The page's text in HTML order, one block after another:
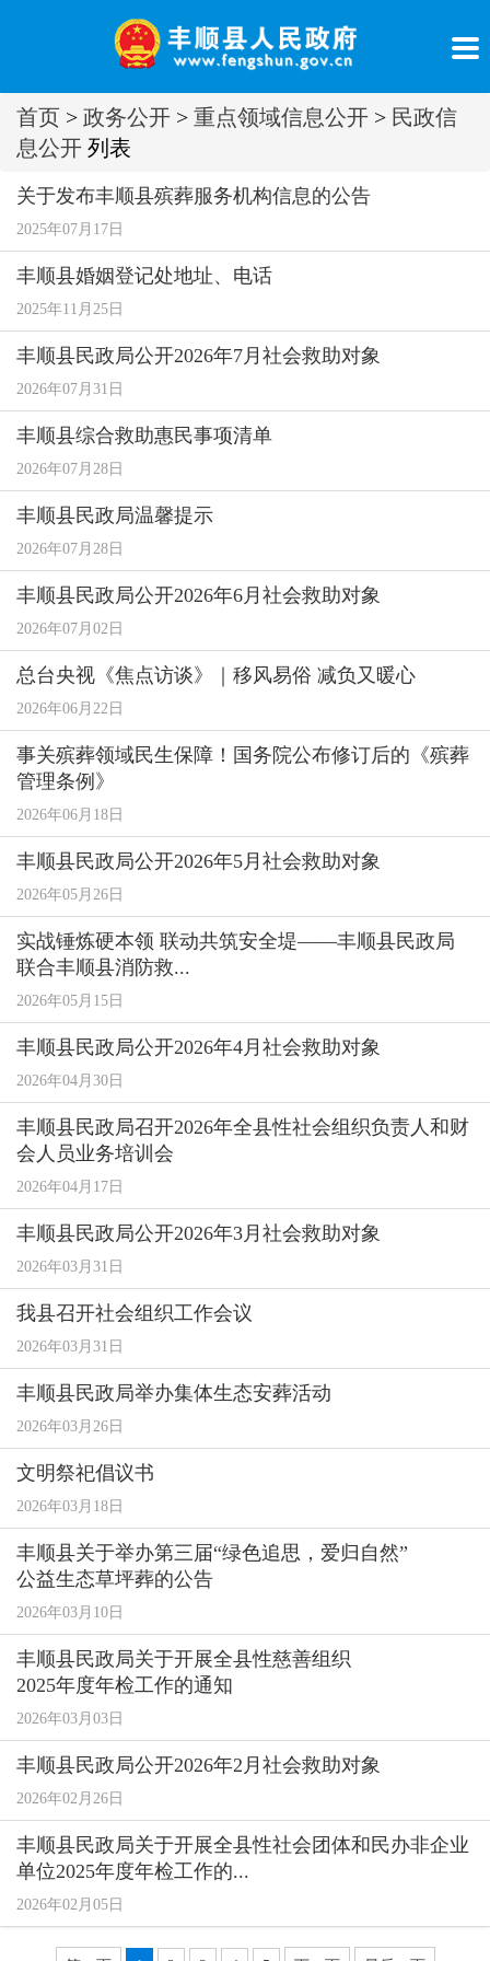
首页 > 政务公开 > 重点领域信息公开 > 民政信
息公开 列表
关于发布丰顺县殡葬服务机构信息的公告
2025年07月17日
丰顺县婚姻登记处地址、电话
2025年11月25日
丰顺县民政局公开2026年7月社会救助对象
2026年07月31日
丰顺县综合救助惠民事项清单
2026年07月28日
丰顺县民政局温馨提示
2026年07月28日
丰顺县民政局公开2026年6月社会救助对象
2026年07月02日
总台央视《焦点访谈》｜移风易俗 减负又暖心
2026年06月22日
事关殡葬领域民生保障！国务院公布修订后的《殡葬
管理条例》
2026年06月18日
丰顺县民政局公开2026年5月社会救助对象
2026年05月26日
实战锤炼硬本领 联动共筑安全堤——丰顺县民政局
联合丰顺县消防救...
2026年05月15日
丰顺县民政局公开2026年4月社会救助对象
2026年04月30日
丰顺县民政局召开2026年全县性社会组织负责人和财
会人员业务培训会
2026年04月17日
丰顺县民政局公开2026年3月社会救助对象
2026年03月31日
我县召开社会组织工作会议
2026年03月31日
丰顺县民政局举办集体生态安葬活动
2026年03月26日
文明祭祀倡议书
2026年03月18日
丰顺县关于举办第三届“绿色追思，爱归自然”
公益生态草坪葬的公告
2026年03月10日
丰顺县民政局关于开展全县性慈善组织
2025年度年检工作的通知
2026年03月03日
丰顺县民政局公开2026年2月社会救助对象
2026年02月26日
丰顺县民政局关于开展全县性社会团体和民办非企业
单位2025年度年检工作的...
2026年02月05日